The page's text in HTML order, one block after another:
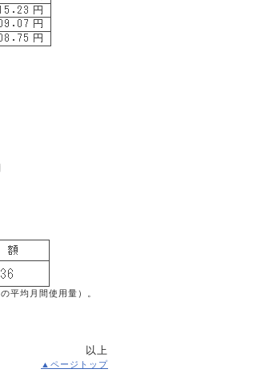
平均月間使用量）。
以上
▲ページトップ